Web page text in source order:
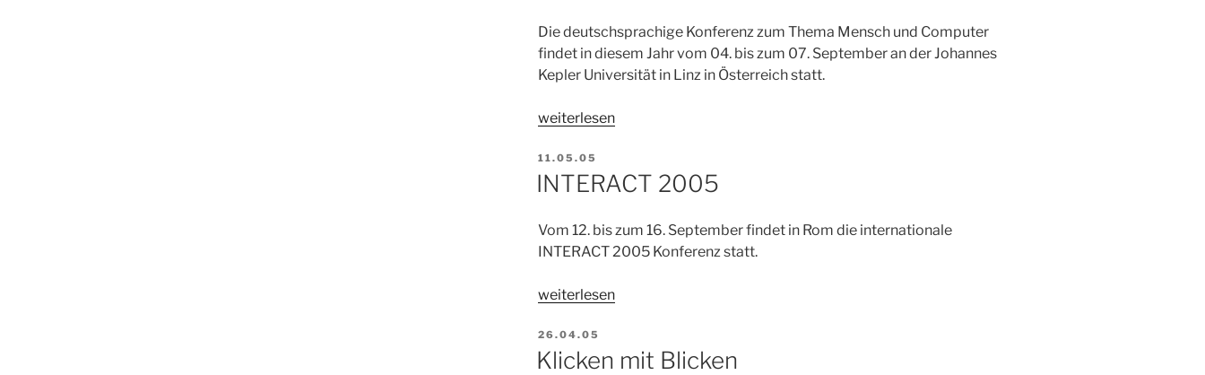
Die deutschsprachige Konferenz zum Thema Mensch und Computer
findet in diesem Jahr vom 04. bis zum 07. September an der Johannes
Kepler Universität in Linz in Österreich statt.
„Mensch
Computer
2005“
weiterlesen
VERÖFFENTLICHT
11.05.05
INTERACT 2005
Vom 12. bis zum 16. September findet in Rom die internationale
INTERACT 2005 Konferenz statt.
„INTERACT
weiterlesen
VERÖFFENTLICHT
AM
26.04.05
Klicken mit Blicken